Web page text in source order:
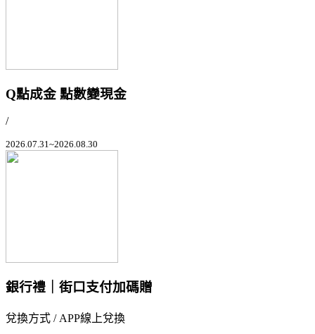
Q點成金 點數變現金
/
2026.07.31~2026.08.30
銀行禮｜街口支付加碼贈
兌換方式 / APP線上兌換